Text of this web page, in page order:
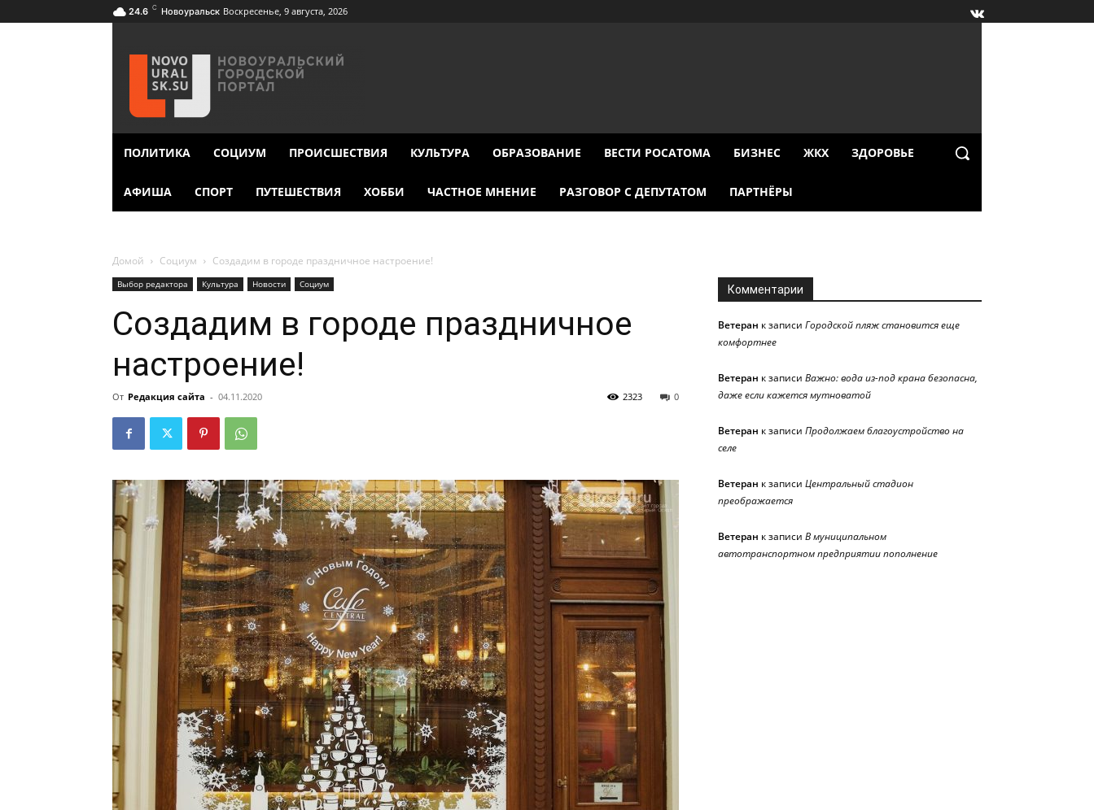
24.6 C Новоуральск Воскресенье, 9 августа, 2026
ПОЛИТИКА СОЦИУМ ПРОИСШЕСТВИЯ КУЛЬТУРА ОБРАЗОВАНИЕ ВЕСТИ РОСАТОМА БИЗНЕС ЖКХ ЗДОРОВЬЕ
АФИША СПОРТ ПУТЕШЕСТВИЯ ХОББИ ЧАСТНОЕ МНЕНИЕ РАЗГОВОР С ДЕПУТАТОМ ПАРТНЁРЫ
Домой Социум Создадим в городе праздничное настроение!
Выбор редактора Культура Новости Социум
Создадим в городе праздничное
настроение!
От Редакция сайта - 04.11.2020 0
2323
Комментарии
Ветеран к записи Городской пляж становится еще
комфортнее
Ветеран к записи Важно: вода из-под крана безопасна,
даже если кажется мутноватой
Ветеран к записи Продолжаем благоустройство на
селе
Ветеран к записи Центральный стадион
преображается
Ветеран к записи В муниципальном
автотранспортном предприятии пополнение